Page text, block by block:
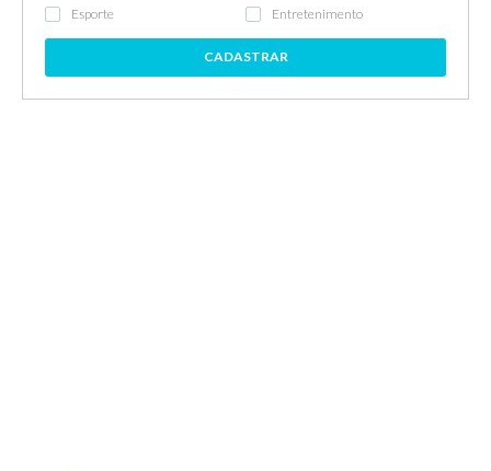
Esporte
Entretenimento
CADASTRAR